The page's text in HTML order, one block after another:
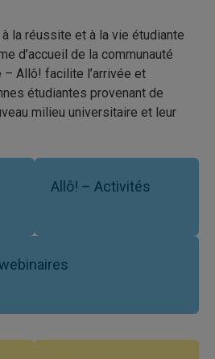
la réussite et à la vie étudiante
d’accueil de la communauté
Allô! facilite l’arrivée et
étudiantes provenant de
milieu universitaire et leur
Allô! – Activités